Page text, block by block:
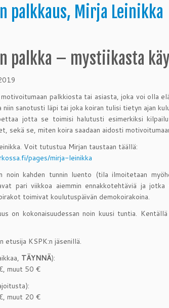
palkkaus, Mirja Leinikka
palkka – mystiikasta
palkkiosta tai asiasta, joka voi olla
sanotusti läpi tai joka koiran tulisi tietyn ajan
jotta se toimisi halutusti esimerkiksi
sekä se, miten koira saadaan aidosti
Voit tutustua Mirjan taustaan täällä:
pages/mirja-leinikka
noin kahden tunnin luento (tila ilmoitetaan
pari viikkoa aiemmin ennakkotehtäviä ja
toimivat koulutuspäivän demokoirakoina.
on kokonaisuudessan noin kuusi tuntia.
etusija KSPK:n jäsenillä.
TÄYNNÄ):
muut 50 €
muut 20 €